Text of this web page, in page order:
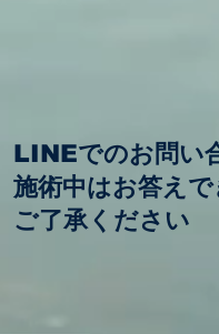
​LINEでのお問い
施術中はお答え
​ご了承ください